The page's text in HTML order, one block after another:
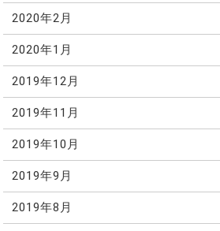
2020年2月
2020年1月
2019年12月
2019年11月
2019年10月
2019年9月
2019年8月